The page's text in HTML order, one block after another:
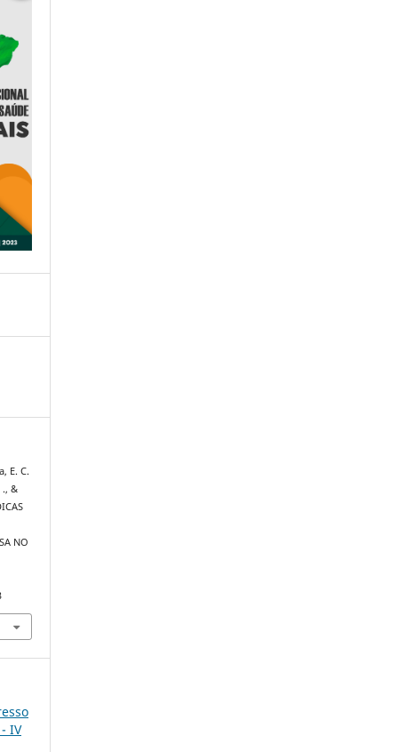
E. C.
., &
NO
IV